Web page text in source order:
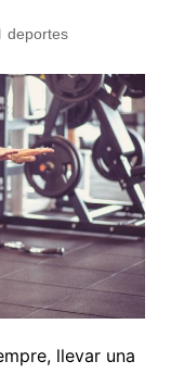
deportes
llevar una